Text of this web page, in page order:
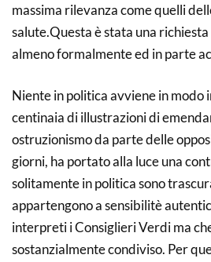
massima rilevanza come quelli
salute.Questa è stata una
almeno formalmente ed in parte
Niente in politica avviene in
centinaia di illustrazioni di
ostruzionismo da parte delle
giorni, ha portato alla luce una
solitamente in politica sono
appartengono a sensibilitè
interpreti i Consiglieri Verdi ma
sostanzialmente condiviso. Per